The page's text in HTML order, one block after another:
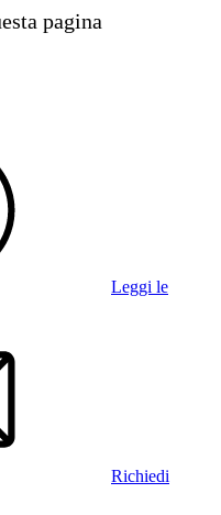
pagina
Leggi le
Richiedi